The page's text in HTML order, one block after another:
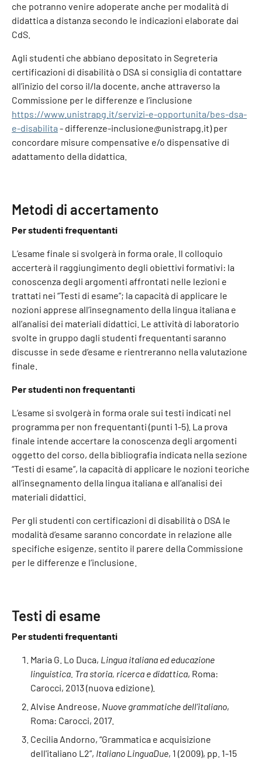
che potranno venire adoperate anche per modalità di
didattica a distanza secondo le indicazioni elaborate dai
CdS.
Agli studenti che abbiano depositato in Segreteria
certificazioni di disabilità o DSA si consiglia di contattare
all’inizio del corso il/la docente, anche attraverso la
Commissione per le differenze e l’inclusione
https://www.unistrapg.it/servizi-e-opportunita/bes-dsa-
e-disabilita - differenze-inclusione@unistrapg.it) per
concordare misure compensative e/o dispensative di
adattamento della didattica.
Metodi di accertamento
Per studenti frequentanti
L’esame finale si svolgerà in forma orale. Il colloquio
accerterà il raggiungimento degli obiettivi formativi: la
conoscenza degli argomenti affrontati nelle lezioni e
trattati nei “Testi di esame”; la capacità di applicare le
nozioni apprese all’insegnamento della lingua italiana e
all’analisi dei materiali didattici. Le attività di laboratorio
svolte in gruppo dagli studenti frequentanti saranno
discusse in sede d’esame e rientreranno nella valutazione
finale.
Per studenti non frequentanti
L’esame si svolgerà in forma orale sui testi indicati nel
programma per non frequentanti (punti 1-5). La prova
finale intende accertare la conoscenza degli argomenti
oggetto del corso, della bibliografia indicata nella sezione
“Testi di esame”, la capacità di applicare le nozioni teoriche
all’insegnamento della lingua italiana e all’analisi dei
materiali didattici.
Per gli studenti con certificazioni di disabilità o DSA le
modalità d’esame saranno concordate in relazione alle
specifiche esigenze, sentito il parere della Commissione
per le differenze e l’inclusione.
Testi di esame
Per studenti frequentanti
Maria G. Lo Duca, Lingua italiana ed educazione
linguistica. Tra storia, ricerca e didattica, Roma:
Carocci, 2013 (nuova edizione).
Alvise Andreose, Nuove grammatiche dell’italiano,
Roma: Carocci, 2017.
Cecilia Andorno, “Grammatica e acquisizione
dell'italiano L2”, Italiano LinguaDue, 1 (2009), pp. 1-15